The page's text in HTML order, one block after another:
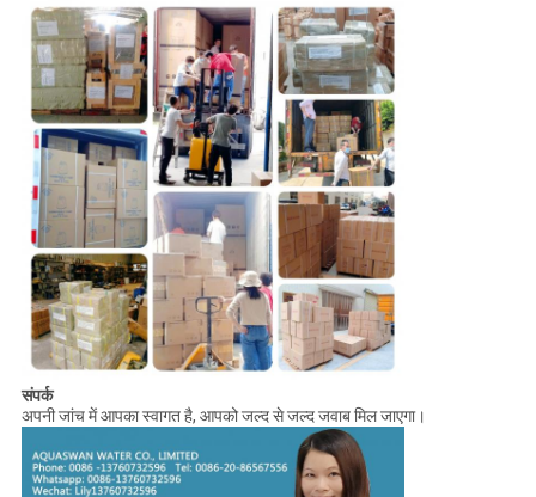
संपर्क
अपनी जांच में आपका स्वागत है, आपको जल्द से जल्द जवाब मिल जाएगा।